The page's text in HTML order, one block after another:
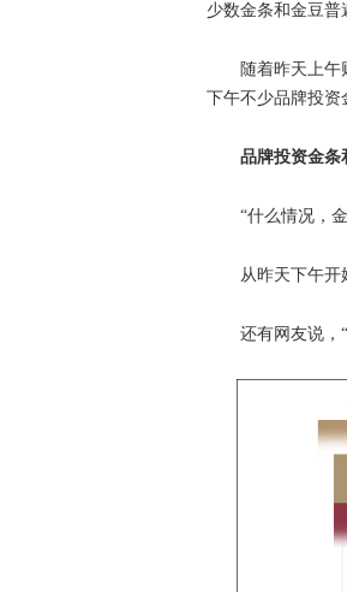
少数金条和金豆普
随着昨天上
下午不少品牌投资
品牌投资金条
“什么情况，
从昨天下午开
还有网友说，